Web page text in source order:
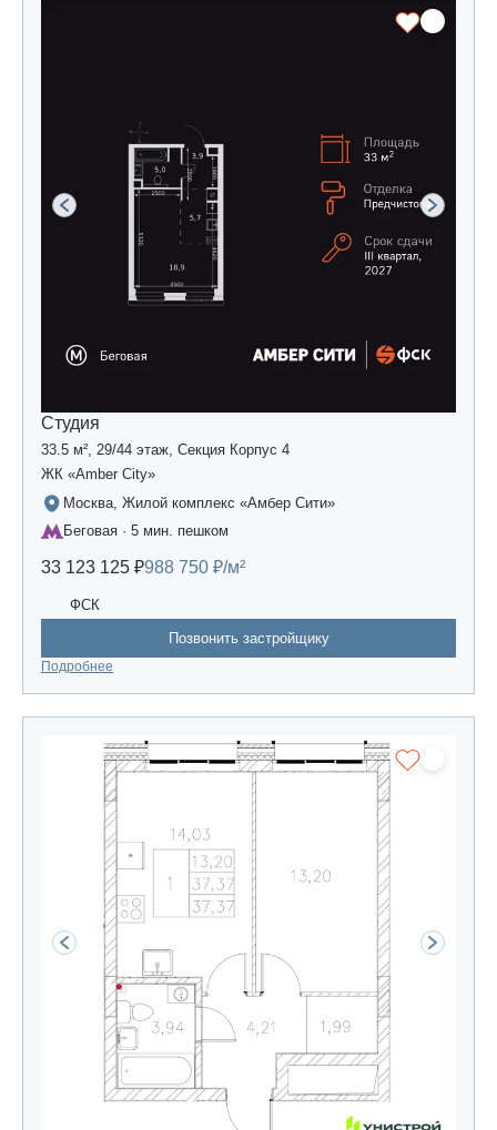
Студия
33.5 м², 29/44 этаж, Секция Корпус 4
ЖК «Amber Сity»
Москва, Жилой комплекс «Амбер Сити»
Беговая · 5 мин. пешком
33 123 125 ₽988 750 ₽/м²
ФСК
Позвонить застройщику
Подробнее